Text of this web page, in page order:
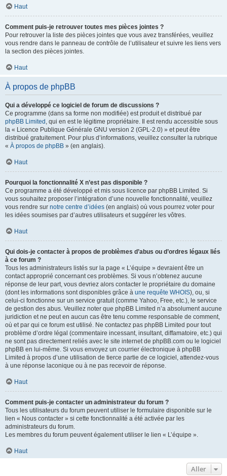
Haut
Comment puis-je retrouver toutes mes pièces jointes ?
Pour retrouver la liste des pièces jointes que vous avez transférées, veuillez
vous rendre dans le panneau de contrôle de l’utilisateur et suivre les liens vers
la section des pièces jointes.
Haut
À propos de phpBB
Qui a développé ce logiciel de forum de discussions ?
Ce programme (dans sa forme non modifiée) est produit et distribué par
phpBB Limited , qui en est le légitime propriétaire. Il est rendu accessible sous
la « Licence Publique Générale GNU version 2 (GPL-2.0) » et peut être
distribué gratuitement. Pour plus d’informations, veuillez consulter la rubrique
« À propos de phpBB » (en anglais).
Haut
Pourquoi la fonctionnalité X n’est pas disponible ?
Ce programme a été développé et mis sous licence par phpBB Limited. Si
vous souhaitez proposer l’intégration d’une nouvelle fonctionnalité, veuillez
vous rendre sur notre centre d’idées (en anglais) où vous pourrez voter pour
les idées soumises par d’autres utilisateurs et suggérer les vôtres.
Haut
Qui dois-je contacter à propos de problèmes d’abus ou d’ordres légaux liés
à ce forum ?
Tous les administrateurs listés sur la page « L’équipe » devraient être un
contact approprié concernant ces problèmes. Si vous n’obtenez aucune
réponse de leur part, vous devriez alors contacter le propriétaire du domaine
(dont les informations sont disponibles grâce à une requête WHOIS), ou, si
celui-ci fonctionne sur un service gratuit (comme Yahoo, Free, etc.), le service
de gestion des abus. Veuillez noter que phpBB Limited n’a absolument aucune
juridiction et ne peut en aucun cas être tenu comme responsable de comment,
où et par qui ce forum est utilisé. Ne contactez pas phpBB Limited pour tout
problème d’ordre légal (commentaire incessant, insultant, diffamatoire, etc.) qui
ne sont pas directement reliés avec le site internet de phpBB.com ou le logiciel
phpBB en lui-même. Si vous envoyez un courrier électronique à phpBB
Limited à propos d’une utilisation de tierce partie de ce logiciel, attendez-vous
à une réponse laconique ou à ne pas recevoir de réponse.
Haut
Comment puis-je contacter un administrateur du forum ?
Tous les utilisateurs du forum peuvent utiliser le formulaire disponible sur le
lien « Nous contacter » si cette fonctionnalité a été activée par les
administrateurs du forum.
Les membres du forum peuvent également utiliser le lien « L’équipe ».
Haut
Aller